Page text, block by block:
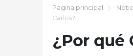
Pagina principal
Carlos?
¿Por qué